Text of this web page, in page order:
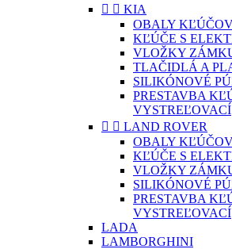
  KIA
OBALY
KĽÚČE S
VLOŽKY
TLAČIDLÁ A
SILIKÓNOVÉ
PRESTAVBA
VYSTREĽOVACÍ
  LAND ROVER
OBALY
KĽÚČE S
VLOŽKY
SILIKÓNOVÉ
PRESTAVBA
VYSTREĽOVACÍ
LADA
LAMBORGHINI